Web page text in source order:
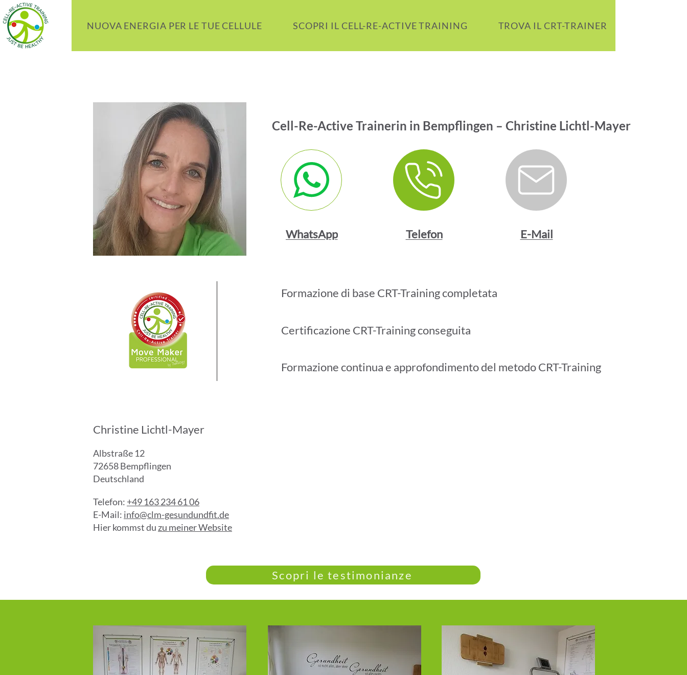
NUOVA ENERGIA PER LE TUE CELLULE SCOPRI IL CELL-RE-ACTIVE TRAINING TROVA IL CRT-TRAINER
Cell-Re-Active Trainerin in Bempflingen – Christine Lichtl-Mayer
WhatsApp Telefon E-Mail
Formazione di base CRT-Training completata
Certificazione CRT-Training conseguita
Formazione continua e approfondimento del metodo CRT-Training
Christine Lichtl-Mayer
Albstraße 12
72658 Bempflingen
Deutschland
Telefon: +49 163 234 61 06
E-Mail: info@clm-gesundundfit.de
Hier kommst du zu meiner Website
Scopri le testimonianze